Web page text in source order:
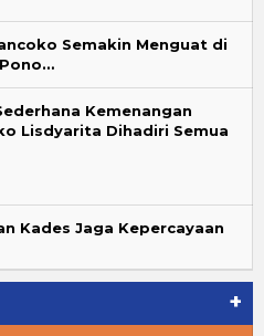
Semakin Menguat di
Kemenangan
Lisdyarita Dihadiri Semua
Kades Jaga Kepercayaan
+